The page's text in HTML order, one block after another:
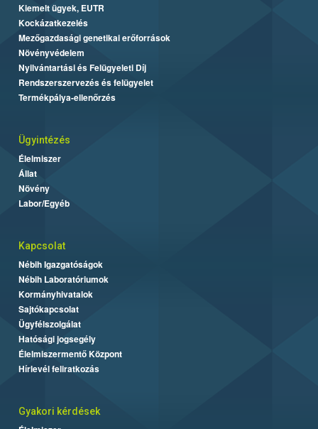
Kiemelt ügyek, EUTR
Kockázatkezelés
Mezőgazdasági genetikai erőforrások
Növényvédelem
Nyilvántartási és Felügyeleti Díj
Rendszerszervezés és felügyelet
Termékpálya-ellenőrzés
Ügyintézés
Élelmiszer
Állat
Növény
Labor/Egyéb
Kapcsolat
Nébih Igazgatóságok
Nébih Laboratóriumok
Kormányhivatalok
Sajtókapcsolat
Ügyfélszolgálat
Hatósági jogsegély
Élelmiszermentő Központ
Hírlevél feliratkozás
Gyakori kérdések